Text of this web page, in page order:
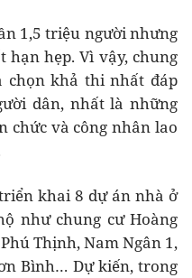
1,5 triệu người nhưng
hẹp. Vì vậy, chung
chọn khả thi nhất đáp
dân, nhất là những
chức và công nhân lao
khai 8 dự án nhà ở
như chung cư Hoàng
Thịnh, Nam Ngân 1,
Bình… Dự kiến, trong